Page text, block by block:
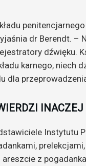
dr Berendt. –
dźwięku.
karnego, niech
dla
INACZEJ
Instytutu
z